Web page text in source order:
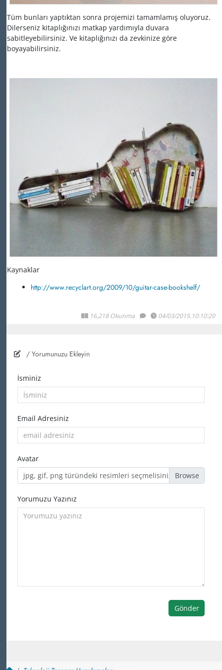
Tüm bunları yaptıktan sonra projemizi tamamlamış oluyoruz.
Dilerseniz kitaplığınızı matkap yardımıyla duvara
sabitleyebilirsiniz. Ve kitaplığınızı da zevkinize göre
boyayabilirsiniz.
Kaynaklar
http://www.recyclart.org/2009/10/guitar-case-bookshelf/
16,218 Okunma 04/03/2015.10:10:20
/ Yorumunuzu Ekleyin
İsminiz
Email Adresiniz
Avatar
jpg, gif, png türündeki resimleri seçmelisiniz
Yorumuzu Yazınız
Gönder